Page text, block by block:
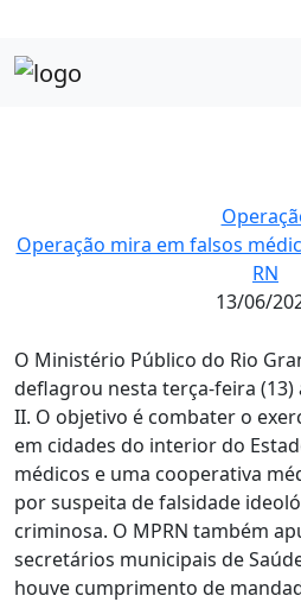
Operação mira em falsos
RN
13/06/
O Ministério Público do Rio
deflagrou nesta terça-feira
II. O objetivo é combater o
em cidades do interior do
médicos e uma cooperativa
por suspeita de falsidade
criminosa. O MPRN também
secretários municipais de
houve cumprimento de